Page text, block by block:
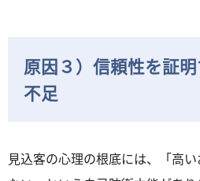
原因３）信頼性を証
不足
見込客の心理の根底には、「高